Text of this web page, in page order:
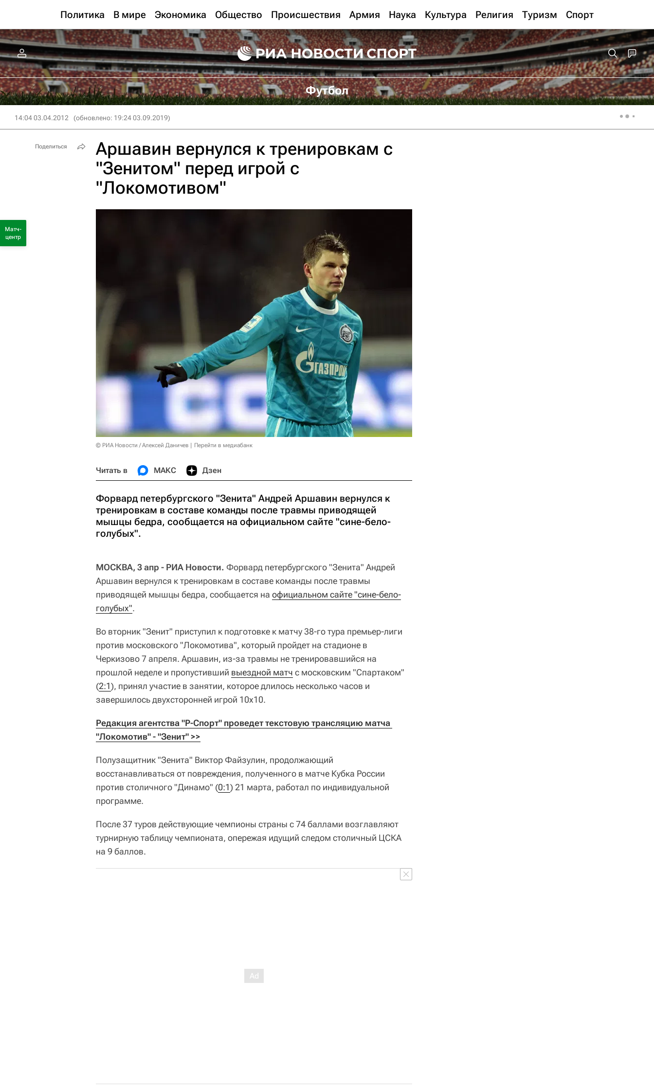
Политика В мире Экономика Общество Происшествия Армия Наука Культура Религия Туризм Спорт
Футбол
14:04 03.04.2012 (обновлено: 19:24 03.09.2019)
Аршавин вернулся к тренировкам с
"Зенитом" перед игрой с
"Локомотивом"
© РИА Новости / Алексей Даничев Перейти в медиабанк
Читать в МАКС Дзен
Форвард петербургского "Зенита" Андрей Аршавин вернулся к
тренировкам в составе команды после травмы приводящей
мышцы бедра, сообщается на официальном сайте "сине-бело-
голубых".
МОСКВА, 3 апр - РИА Новости. Форвард петербургского "Зенита" Андрей
Аршавин вернулся к тренировкам в составе команды после травмы
приводящей мышцы бедра, сообщается на официальном сайте "сине-бело-
голубых".
Во вторник "Зенит" приступил к подготовке к матчу 38-го тура премьер-лиги
против московского "Локомотива", который пройдет на стадионе в
Черкизово 7 апреля. Аршавин, из-за травмы не тренировавшийся на
прошлой неделе и пропустивший выездной матч с московским "Спартаком"
(2:1), принял участие в занятии, которое длилось несколько часов и
завершилось двухсторонней игрой 10х10.
Редакция агентства "Р-Спорт" проведет текстовую трансляцию матча
"Локомотив" - "Зенит" >>
Полузащитник "Зенита" Виктор Файзулин, продолжающий
восстанавливаться от повреждения, полученного в матче Кубка России
против столичного "Динамо" (0:1) 21 марта, работал по индивидуальной
программе.
После 37 туров действующие чемпионы страны с 74 баллами возглавляют
турнирную таблицу чемпионата, опережая идущий следом столичный ЦСКА
на 9 баллов.
Поделиться
Матч-
центр